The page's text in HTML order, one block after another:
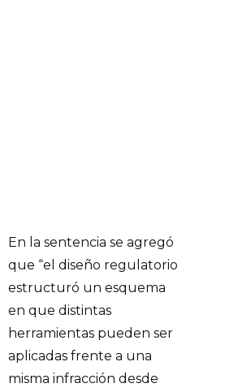
En la sentencia se agregó
que “el diseño regulatorio
estructuró un esquema
en que distintas
herramientas pueden ser
aplicadas frente a una
misma infracción desde